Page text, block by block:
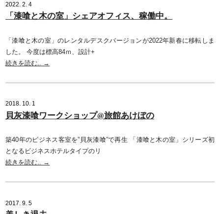
2022. 2. 4
「漆喰と木の室」シェアオフィス、稼働中。
「漆喰と木の室」のレンタルデスクバージョンが2022年新春に移転しま
した。 今度は標高84ｍ、設計+
続きを読む.. →
2018. 10. 1
貝灰漆喰ワークショップ@旅館あけぼの
築40年のビジネス客室を”貝灰漆喰”で再生 「漆喰と木の室」シリーズ初
となるビジネスホテルタイプのリ
続きを読む.. →
2017. 9. 5